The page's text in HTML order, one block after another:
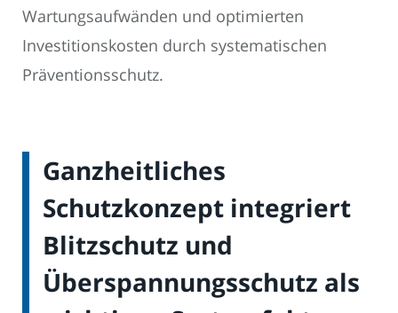
Wartungsaufwänden und optimierten
Investitionskosten durch systematischen
Präventionsschutz.
Ganzheitliches
Schutzkonzept integriert
Blitzschutz und
Überspannungsschutz als